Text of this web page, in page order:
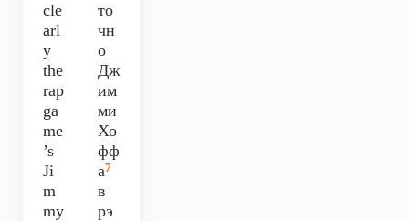
cle
arl
y
the
rap
ga
me
’s
Ji
m
my
то
чн
о
Дж
им
ми
Хо
фф
а7
в
рэ